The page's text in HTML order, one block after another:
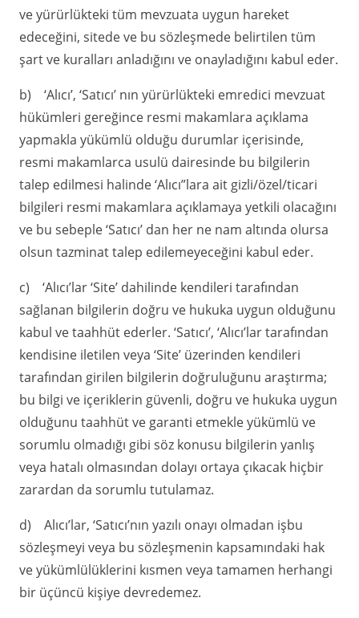
ve yürürlükteki tüm mevzuata uygun hareket
edeceğini, sitede ve bu sözleşmede belirtilen tüm
şart ve kuralları anladığını ve onayladığını kabul eder.
b) ‘Alıcı’, ‘Satıcı’ nın yürürlükteki emredici mevzuat
hükümleri gereğince resmi makamlara açıklama
yapmakla yükümlü olduğu durumlar içerisinde,
resmi makamlarca usulü dairesinde bu bilgilerin
talep edilmesi halinde ‘Alıcı”lara ait gizli/özel/ticari
bilgileri resmi makamlara açıklamaya yetkili olacağını
ve bu sebeple ‘Satıcı’ dan her ne nam altında olursa
olsun tazminat talep edilemeyeceğini kabul eder.
c) ‘Alıcı’lar ‘Site’ dahilinde kendileri tarafından
sağlanan bilgilerin doğru ve hukuka uygun olduğunu
kabul ve taahhüt ederler. ‘Satıcı’, ‘Alıcı’lar tarafından
kendisine iletilen veya ‘Site’ üzerinden kendileri
tarafından girilen bilgilerin doğruluğunu araştırma;
bu bilgi ve içeriklerin güvenli, doğru ve hukuka uygun
olduğunu taahhüt ve garanti etmekle yükümlü ve
sorumlu olmadığı gibi söz konusu bilgilerin yanlış
veya hatalı olmasından dolayı ortaya çıkacak hiçbir
zarardan da sorumlu tutulamaz.
d) Alıcı’lar, ‘Satıcı’nın yazılı onayı olmadan işbu
sözleşmeyi veya bu sözleşmenin kapsamındaki hak
ve yükümlülüklerini kısmen veya tamamen herhangi
bir üçüncü kişiye devredemez.